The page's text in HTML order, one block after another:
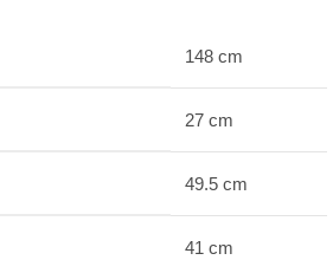
148 cm
27 cm
49.5 cm
41 cm